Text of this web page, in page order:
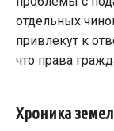
отдельных
привлекут к
что права
Хроника